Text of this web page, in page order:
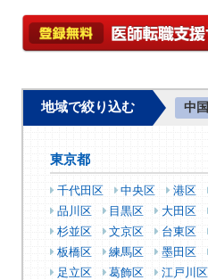
地域で絞り込む 中国
東京都
千代田区 中央区 港区
品川区
目黒区 大田区
杉並区
文京区 台東区
板橋区
練馬区 墨田区
足立区
葛飾区 江戸川区